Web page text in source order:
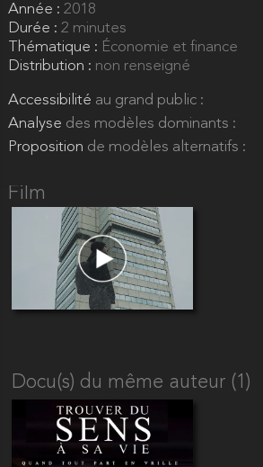
Année : 2018
Durée : 2 minutes
Thématique : Économie et finance
Distribution : non renseigné
Accessibilité au grand public :
Analyse des modèles dominants :
Proposition de modèles alternatifs :
Film
Docu(s) du même auteur (1)